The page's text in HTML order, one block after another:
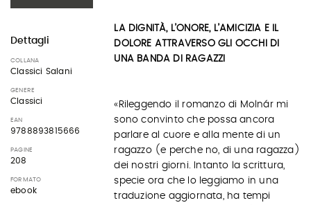
Dettagli
COLLANA
Classici Salani
GENERE
Classici
EAN
9788893815666
PAGINE
208
FORMATO
ebook
LA DIGNITÀ, L’ONORE, L’AMICIZIA E IL
DOLORE ATTRAVERSO GLI OCCHI DI
UNA BANDA DI RAGAZZI
«Rileggendo il romanzo di Molnár mi
sono convinto che possa ancora
parlare al cuore e alla mente di un
ragazzo (e perche no, di una ragazza)
dei nostri giorni. Intanto la scrittura,
specie ora che lo leggiamo in una
traduzione aggiornata, ha tempi